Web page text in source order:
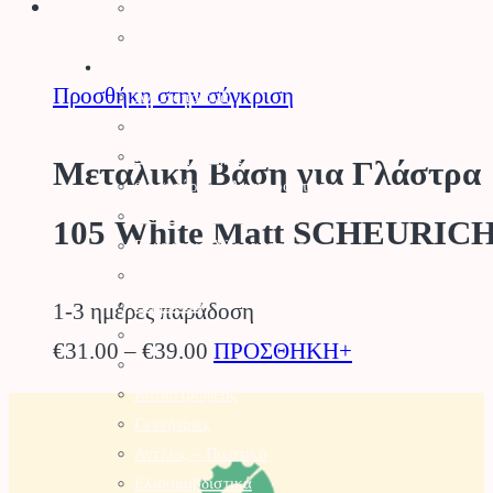
του
προϊόντος
Προσθήκη στην σύγκριση
Μεταλική Βάση για Γλάστρα
105 White Matt
1-3 ημέρες παράδοση
€31.00 – €39.00 Price
range:
through
ΠΡΟΣΘΗΚΗ+
το
Αλυσοπρίονα
Πολυμηχάνημα
Φυσητήρες – Αναρροφητήρες
Ρομποτικό Χλοοκοπτικό
Πλυστικά
Σκαπτικά
Καταστροφέας
Γεννήτριες
Αντλίες – Πιεστικά
Ελαιοραβδιστικά